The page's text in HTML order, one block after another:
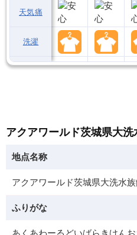
天気痛
洗濯
アクアワールド茨城県大
地点名称
アクアワールド茨城県大洗水
ふりがな
あくあわーるどいばらきけん